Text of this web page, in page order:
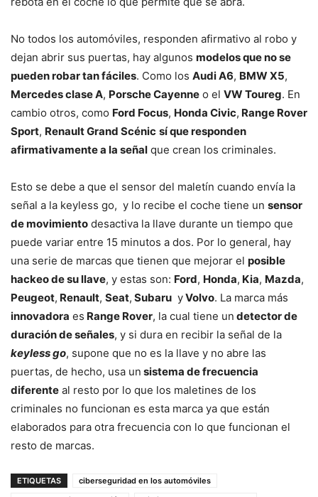
No todos los automóviles, responden afirmativo al robo y
dejan abrir sus puertas, hay algunos modelos que no se
pueden robar tan fáciles. Como los Audi A6, BMW X5,
Mercedes clase A, Porsche Cayenne o el VW Toureg. En
cambio otros, como Ford Focus, Honda Civic, Range Rover
Sport, Renault Grand Scénic sí que responden
afirmativamente a la señal que crean los criminales.
Esto se debe a que el sensor del maletín cuando envía la
señal a la keyless go, y lo recibe el coche tiene un sensor
de movimiento desactiva la llave durante un tiempo que
puede variar entre 15 minutos a dos. Por lo general, hay
una serie de marcas que tienen que mejorar el posible
hackeo de su llave, y estas son: Ford, Honda, Kia, Mazda,
Peugeot, Renault, Seat, Subaru yVolvo. La marca más
innovadora es Range Rover, la cual tiene un detector de
duración de señales, y si dura en recibir la señal de la
keyless go, supone que no es la llave y no abre las
puertas, de hecho, usa un sistema de frecuencia
diferente al resto por lo que los maletines de los
criminales no funcionan es esta marca ya que están
elaborados para otra frecuencia con lo que funcionan el
resto de marcas.
ETIQUETAS
ciberseguridad en los automóviles